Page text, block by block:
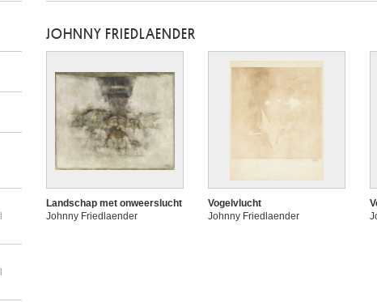
JOHNNY FRIEDLAENDER
Landschap met onweerslucht
Johnny Friedlaender
Vogelvlucht
Johnny Friedlaender